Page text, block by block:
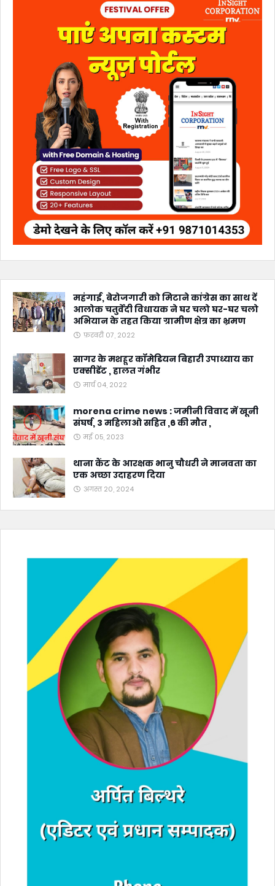
महंगाई, बेरोजगारी को मिटाने कांग्रेस का साथ दें
आलोक चतुर्वेदी विधायक ने घर चलो घर-घर चलो
अभियान के तहत किया ग्रामीण क्षेत्र का भ्रमण
फ़रवरी 07, 2022
सागर के मशहूर कॉमेडियन बिहारी उपाध्याय का
एक्सीडेंट , हालत गंभीर
मार्च 04, 2022
morena crime news : जमीनी विवाद में खूनी
संघर्ष, 3 महिलाओ सहित ,6 की मौत ,
मई 05, 2023
थाना कैंट के आरक्षक भानु चौधरी ने मानवता का
एक अच्छा उदाहरण दिया
अगस्त 20, 2024